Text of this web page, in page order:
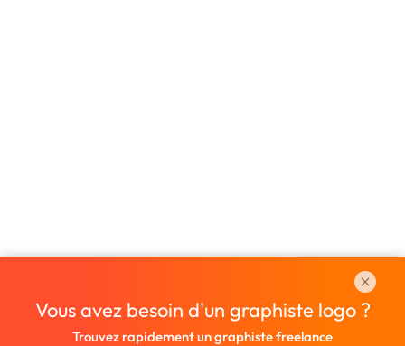
Vous avez besoin d'un graphiste logo ?
Trouvez rapidement un graphiste freelance